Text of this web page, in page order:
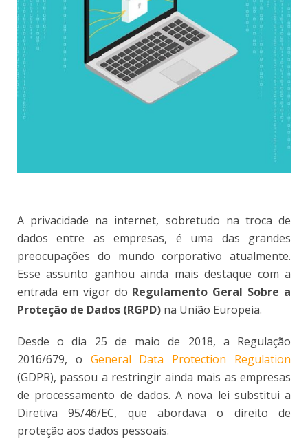
A privacidade na internet, sobretudo na troca de
dados entre as empresas, é uma das grandes
preocupações do mundo corporativo atualmente.
Esse assunto ganhou ainda mais destaque com a
entrada em vigor do Regulamento Geral Sobre a
Proteção de Dados (RGPD) na União Europeia.
Desde o dia 25 de maio de 2018, a Regulação
2016/679, o General Data Protection Regulation
(GDPR), passou a restringir ainda mais as empresas
de processamento de dados. A nova lei substitui a
Diretiva 95/46/EC, que abordava o direito de
proteção aos dados pessoais.